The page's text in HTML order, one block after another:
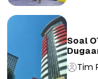
Soal
Tim